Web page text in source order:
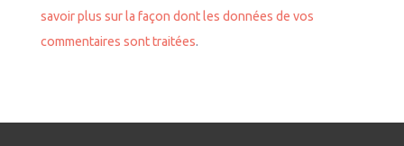
savoir plus sur la façon dont les données de vos
commentaires sont traitées.